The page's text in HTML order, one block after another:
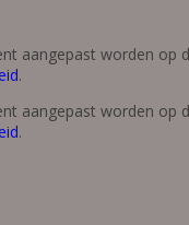
worden op
.
worden op
.